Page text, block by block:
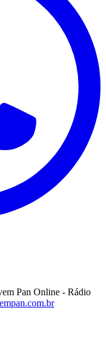
Pan Online - Rádio